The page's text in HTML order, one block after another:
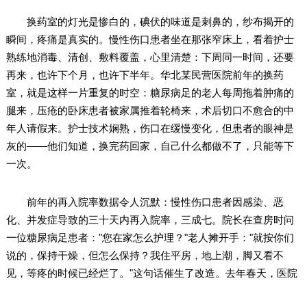
换药室的灯光是惨白的，碘伏的味道是刺鼻的，纱布揭开的
瞬间，疼痛是真实的。慢性伤口患者坐在那张窄床上，看着护士
熟练地消毒、清创、敷料覆盖，心里清楚：下周同一时间，还要
再来，也许下个月，也许下半年。华北某民营医院前年的换药
室，就是这样一片重复的时空：糖尿病足的老人每周拖着肿痛的
腿来，压疮的卧床患者被家属推着轮椅来，术后切口不愈合的中
年人请假来。护士技术娴熟，伤口在缓慢变化，但患者的眼神是
灰的——他们知道，换完药回家，自己什么都做不了，只能等下
一次。
前年的再入院率数据令人沉默：慢性伤口患者因感染、恶
化、并发症导致的三十天内再入院率，三成七。院长在查房时问
一位糖尿病足患者："您在家怎么护理？"老人摊开手："就按你们
说的，保持干燥，但怎么保持？我住平房，地上潮，脚又看不
见，等疼的时候已经烂了。"这句话催生了改造。去年春天，医院